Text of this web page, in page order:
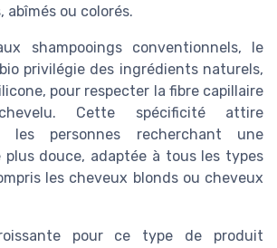
abîmés ou colorés.
shampooings conventionnels, le
privilégie des ingrédients naturels,
pour respecter la fibre capillaire
Cette spécificité attire
les personnes recherchant une
plus douce, adaptée à tous les types
les cheveux blonds ou cheveux
pour ce type de produit